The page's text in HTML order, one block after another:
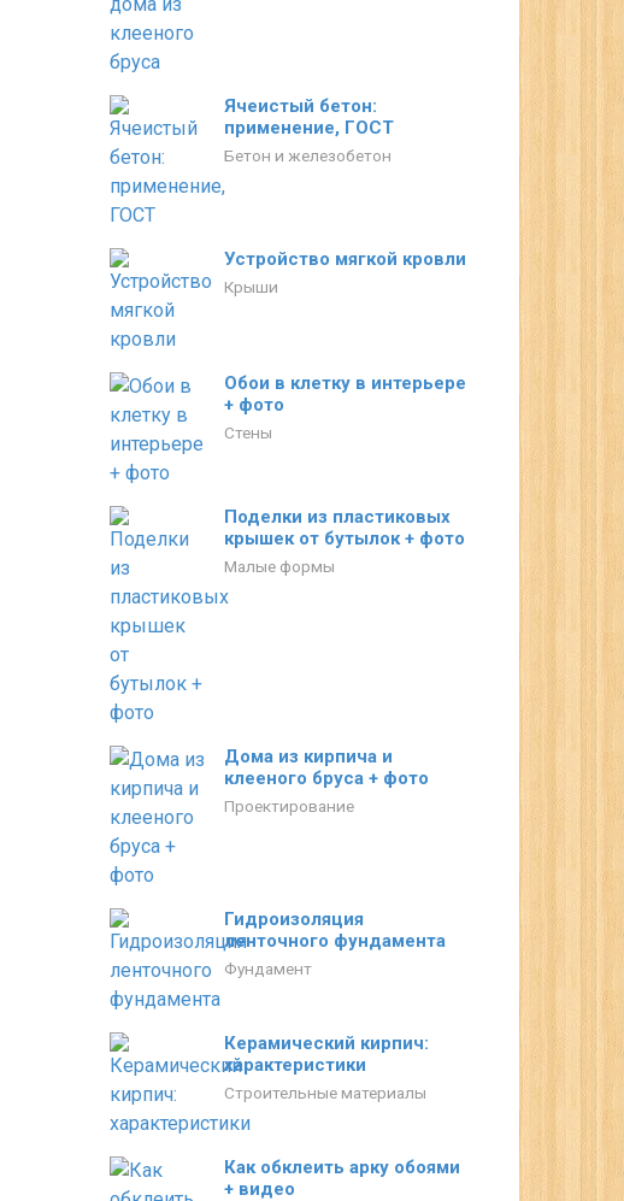
Ячеистый бетон:
применение, ГОСТ
Бетон и железобетон
Устройство мягкой кровли
Крыши
Обои в клетку в интерьере
+ фото
Стены
Поделки из пластиковых
крышек от бутылок + фото
Малые формы
Дома из кирпича и
клееного бруса + фото
Проектирование
Гидроизоляция
ленточного фундамента
Фундамент
Керамический кирпич:
характеристики
Строительные материалы
Как обклеить арку обоями
+ видео